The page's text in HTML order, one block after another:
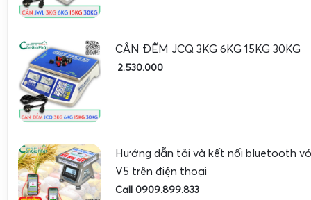
Số lượng loadcell
4 loadcell / 1 sàn cân
Đầu cân
bản)
Nhiệt độ làm việc
-10°C đến +40°C (môi
thông thường)
CÂN ĐẾM JCQ 3KG 6KG 15KG 30KG
2.530.000
Hướng dẫn tải và kết nối bluetooth
V5 trên điện thoại
Call 0909.899.833